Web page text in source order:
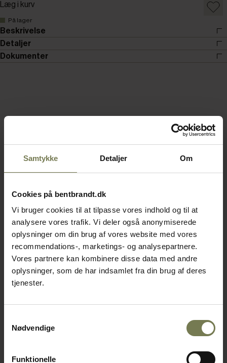
Samtykke Detaljer Om
Cookies på bentbrandt.dk
Vi bruger cookies til at tilpasse vores indhold og til at
analysere vores trafik. Vi deler også anonymiserede
oplysninger om din brug af vores website med vores
recommendations-, marketings- og analysepartnere.
Vores partnere kan kombinere disse data med andre
oplysninger, som de har indsamlet fra din brug af deres
tjenester.
Nødvendige
Funktionelle
Læg i kurv
På lager
Beskrivelse
Detaljer
Dokumenter